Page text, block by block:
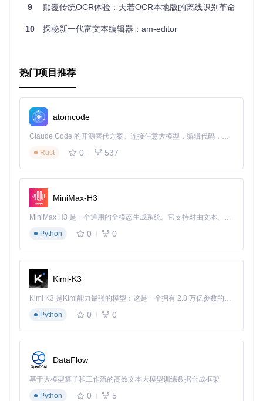
要开始使用VanillaCore，只需按照项目Readme提供的步骤，
能了。同时，VanillaCore也欢迎社区的贡献，如果您有任何问
高效了！
9 颠覆传统OCR体验：天若OCR本地版的离线识别革命
10 探秘新一代富文本编辑器：am-editor
热门项目推荐
atomcode
Claude Code 的开源替代方案。连接任意大模型，编辑代码，运行命令，自动验证 — 全自动执行。用 Rust 构建，极致性能。 ｜ An open-source alternative to Claude Code. Connect any LLM, edit code, run commands, and verify changes — autonomously. Built in Rust for speed. Get Started
Rust
0 537
MiniMax-H3
MiniMax H3 是一个通用的全模态生成系统。它支持对由文本、图像、视频和音频组成的多模态上下文进行统一理解，并能生成分辨率高达 2K、时长可达 15 秒的带原生立体声音频的视频。得益于面向任务泛化的系统设计，H3 在预训练阶段就已具备广泛的多模态上下文理解与生成能力，能够出色地执行复杂的多模态指令。
Python
0 0
Kimi-K3
Kimi K3 是Kimi能力最强的模型：这是一个拥有 2.8 万亿参数的混合专家（MoE）模型，具备原生视觉理解能力，并支持 100 万 token 的上下文窗口。
Python
0 0
DataFlow
基于大模型算子和工作流的高效文本大模型训练数据合成框架
Python
0 5